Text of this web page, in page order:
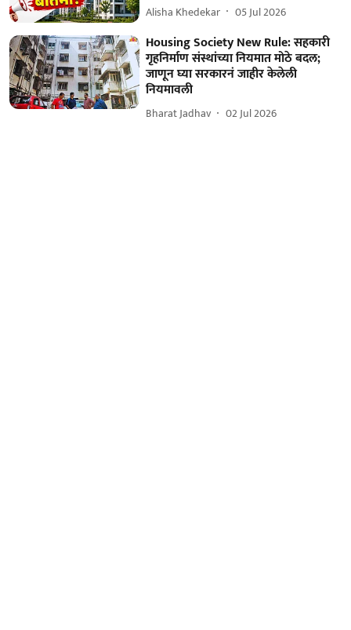
Alisha Khedekar 05 Jul 2026
Housing Society New Rule: सहकारी
गृहनिर्माण संस्थांच्या नियमात मोठे बदल;
जाणून घ्या सरकारनं जाहीर केलेली
नियमावली
Bharat Jadhav 02 Jul 2026